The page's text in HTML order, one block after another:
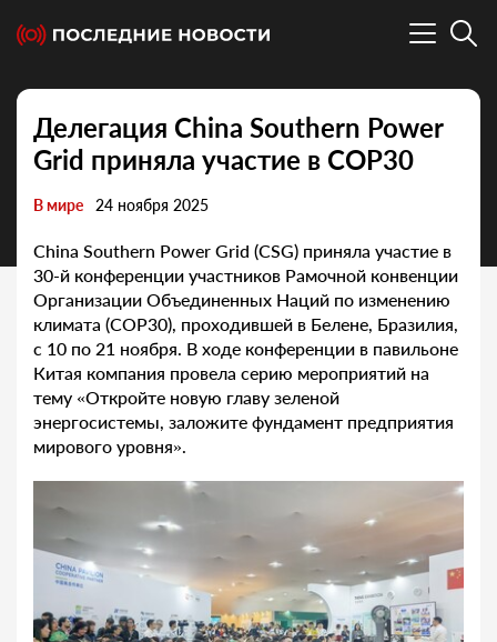
Делегация China Southern Power
Grid приняла участие в COP30
В мире 24 ноября 2025
China Southern Power Grid (CSG) приняла участие в
30-й конференции участников Рамочной конвенции
Организации Объединенных Наций по изменению
климата (COP30), проходившей в Белене, Бразилия,
с 10 по 21 ноября. В ходе конференции в павильоне
Китая компания провела серию мероприятий на
тему «Откройте новую главу зеленой
энергосистемы, заложите фундамент предприятия
мирового уровня».